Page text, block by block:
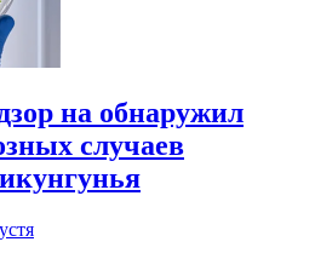
на обнаружил
случаев